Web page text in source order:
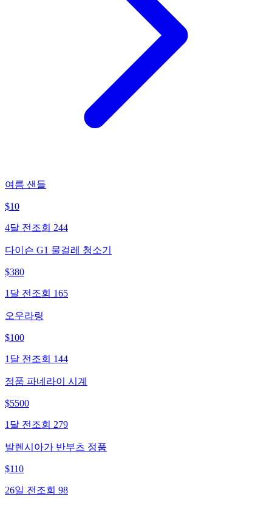
여름 샌들
$10
4달 전 조회 244
다이슨 G1 물걸레 청소기
$380
1달 전 조회 165
오우라링
$100
1달 전 조회 144
정품 파네라이 시계
$5500
1달 전 조회 279
발렌시아가 반부츠 정품
$110
26일 전 조회 98